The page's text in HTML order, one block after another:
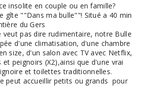
insolite en couple ou en famille?
gîte ""Dans ma bulle""! Situé a 40 min
du Gers
veut pas dire rudimentaire, notre Bulle
d'une climatisation, d'une chambre
size, d'un salon avec TV avec Netflix,
peignoirs (X2),ainsi que d'une vrai
et toilettes traditionnelles.
peut accueillir petits ou grands pour